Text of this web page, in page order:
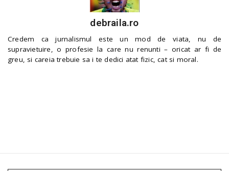
debraila.ro
Credem ca jurnalismul este un mod de viata, nu de
supravietuire, o profesie la care nu renunti – oricat ar fi de
greu, si careia trebuie sa i te dedici atat fizic, cat si moral.